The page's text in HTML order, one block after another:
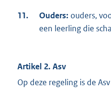
11. Ouders: ouders,
een leerling die
Artikel 2. Asv
Op deze regeling is de